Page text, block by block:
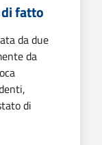
fatto
da due
da
di